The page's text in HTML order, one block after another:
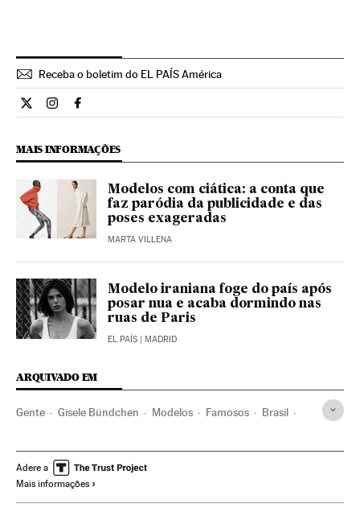
Receba o boletim do EL PAÍS América
Cultura El País Brasil en Twitter
Cultura El País Brasil en Instagram
Cultura El País Brasil en Facebook
MAIS INFORMAÇÕES
Modelos com ciática: a conta que
faz paródia da publicidade e das
poses exageradas
MARTA VILLENA
Modelo iraniana foge do país após
posar nua e acaba dormindo nas
ruas de Paris
EL PAÍS | MADRID
ARQUIVADO EM
Gente Gisele Bündchen Modelos Famosos Brasil
Adere a
Mais informações